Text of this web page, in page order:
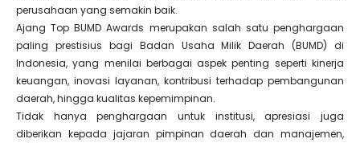
perusahaan yang semakin baik.
Ajang Top BUMD Awards merupakan salah satu penghargaan
paling prestisius bagi Badan Usaha Milik Daerah (BUMD) di
Indonesia, yang menilai berbagai aspek penting seperti kinerja
keuangan, inovasi layanan, kontribusi terhadap pembangunan
daerah, hingga kualitas kepemimpinan.
Tidak hanya penghargaan untuk institusi, apresiasi juga
diberikan kepada jajaran pimpinan daerah dan manajemen,